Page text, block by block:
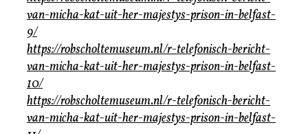
van-micha-kat-uit-her-majestys-prison-in-belfast-
9/
https://robscholtemuseum.nl/r-telefonisch-bericht-
van-micha-kat-uit-her-majestys-prison-in-belfast-
10/
https://robscholtemuseum.nl/r-telefonisch-bericht-
van-micha-kat-uit-her-majestys-prison-in-belfast-